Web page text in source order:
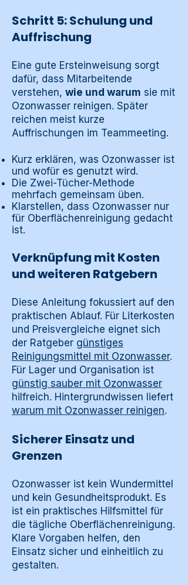
Schritt 5: Schulung und
Auffrischung
Eine gute Ersteinweisung sorgt
dafür, dass Mitarbeitende
verstehen, wie und warum sie mit
Ozonwasser reinigen. Später
reichen meist kurze
Auffrischungen im Teammeeting.
Kurz erklären, was Ozonwasser ist
und wofür es genutzt wird.
Die Zwei-Tücher-Methode
mehrfach gemeinsam üben.
Klarstellen, dass Ozonwasser nur
für Oberflächenreinigung gedacht
ist.
Verknüpfung mit Kosten
und weiteren Ratgebern
Diese Anleitung fokussiert auf den
praktischen Ablauf. Für Literkosten
und Preisvergleiche eignet sich
der Ratgeber günstiges
Reinigungsmittel mit Ozonwasser.
Für Lager und Organisation ist
günstig sauber mit Ozonwasser
hilfreich. Hintergrundwissen liefert
warum mit Ozonwasser reinigen.
Sicherer Einsatz und
Grenzen
Ozonwasser ist kein Wundermittel
und kein Gesundheitsprodukt. Es
ist ein praktisches Hilfsmittel für
die tägliche Oberflächenreinigung.
Klare Vorgaben helfen, den
Einsatz sicher und einheitlich zu
gestalten.